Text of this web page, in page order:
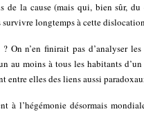
de la cause (mais qui, bien sûr,
longtemps à cette
On n’en finirait pas d’analyser
au moins à tous les habitants
entre elles des liens aussi
à l’hégémonie désormais